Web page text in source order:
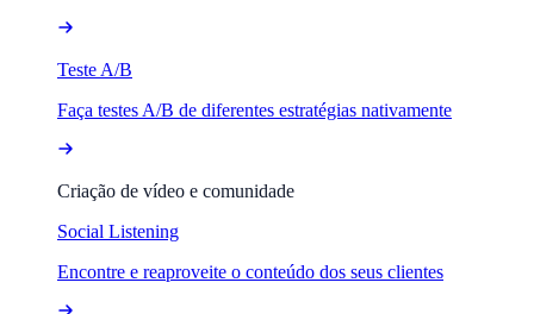
Teste A/B
Faça testes A/B de diferentes estratégias nativamente
Criação de vídeo e comunidade
Social Listening
Encontre e reaproveite o conteúdo dos seus clientes